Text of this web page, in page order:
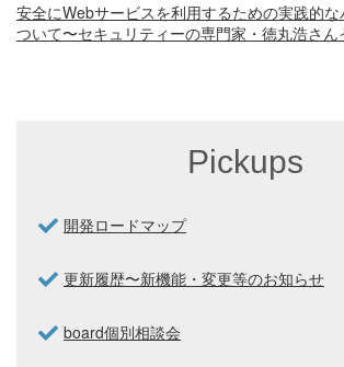
安全にWebサービスを利用するための実践的
ついて〜セキュリティーの専門家・徳丸浩さん
Pickups
開発ロードマップ
更新履歴〜新機能・変更等のお知らせ
board個別相談会